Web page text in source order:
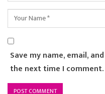
Save my name, email,
the next time I comment.